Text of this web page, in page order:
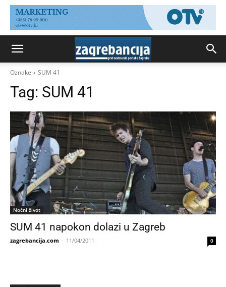
Oznake SUM 41
Tag: SUM 41
Noćni život
SUM 41 napokon dolazi u Zagreb
zagrebancija.com - 11/04/2011 0